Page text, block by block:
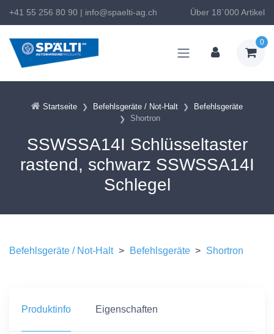
+41 55 256 80 90 | info@spaelti-ag.ch Über 18`000 Artikel
0
Startseite Befehlsgeräte / Not-Halt
Befehlsgeräte
Shortron
SSWSSA14I Schlüsseltaster
rastend, schwarz SSWSSA14I
Schlegel
Befehlsgeräte / Not-Halt > Befehlsgeräte > Shortron
Produktinfo Eigenschaften